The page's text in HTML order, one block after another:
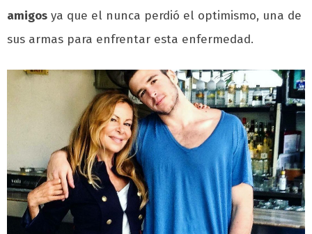
amigos ya que el nunca perdió el optimismo, una de
sus armas para enfrentar esta enfermedad.